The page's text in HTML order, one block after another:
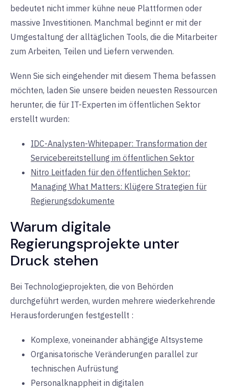
bedeutet nicht immer kühne neue Plattformen oder
massive Investitionen. Manchmal beginnt er mit der
Umgestaltung der alltäglichen Tools, die die Mitarbeiter
zum Arbeiten, Teilen und Liefern verwenden.
Wenn Sie sich eingehender mit diesem Thema befassen
möchten, laden Sie unsere beiden neuesten Ressourcen
herunter, die für IT-Experten im öffentlichen Sektor
erstellt wurden:
IDC-Analysten-Whitepaper: Transformation der
Servicebereitstellung im öffentlichen Sektor
Nitro Leitfaden für den öffentlichen Sektor:
Managing What Matters: Klügere Strategien für
Regierungsdokumente
Warum digitale
Regierungsprojekte unter
Druck stehen
Bei Technologieprojekten, die von Behörden
durchgeführt werden, wurden mehrere wiederkehrende
Herausforderungen festgestellt :
Komplexe, voneinander abhängige Altsysteme
Organisatorische Veränderungen parallel zur
technischen Aufrüstung
Personalknappheit in digitalen